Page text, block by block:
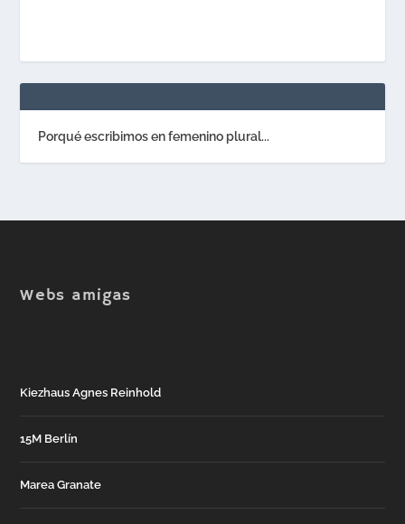
Porqué escribimos en femenino plural...
Webs amigas
Kiezhaus Agnes Reinhold
15M Berlín
Marea Granate